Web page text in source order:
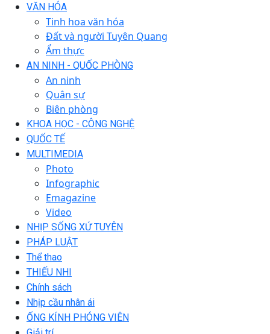
VĂN HÓA
Tinh hoa văn hóa
Đất và người Tuyên Quang
Ẩm thực
AN NINH - QUỐC PHÒNG
An ninh
Quân sự
Biên phòng
KHOA HỌC - CÔNG NGHỆ
QUỐC TẾ
MULTIMEDIA
Photo
Infographic
Emagazine
Video
NHỊP SỐNG XỨ TUYÊN
PHÁP LUẬT
Thể thao
THIẾU NHI
Chính sách
Nhịp cầu nhân ái
ỐNG KÍNH PHÓNG VIÊN